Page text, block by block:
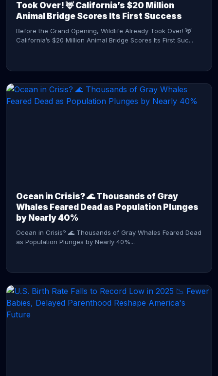
Took Over! 🦌 California’s $20 Million
Animal Bridge Scores Its First Success
Before the Grand Opening, Wildlife Already Took Over! 🦌
California’s $20 Million Animal Bridge Scores Its First Suc...
Ocean in Crisis? 🌊 Thousands of Gray
Whales Feared Dead as Population Plunges
by Nearly 40%
Ocean in Crisis? 🌊 Thousands of Gray Whales Feared Dead
as Population Plunges by Nearly 40%...